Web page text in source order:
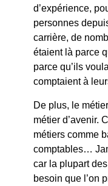
d’expérience,
personnes
carrière, de
étaient là parce
parce qu’ils
comptaient à
De plus, le
métier d’avenir.
métiers comme
comptables…
car la plupart
besoin que l’on